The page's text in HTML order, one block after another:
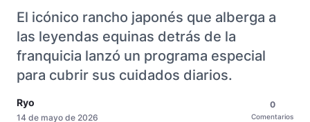
El icónico rancho japonés que alberga a
las leyendas equinas detrás de la
franquicia lanzó un programa especial
para cubrir sus cuidados diarios.
Ryo
14 de mayo de 2026
0
Comentarios